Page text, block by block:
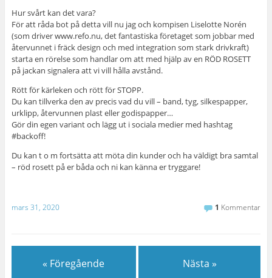
Hur svårt kan det vara?
För att råda bot på detta vill nu jag och kompisen Liselotte Norén
(som driver www.refo.nu, det fantastiska företaget som jobbar med
återvunnet i fräck design och med integration som stark drivkraft)
starta en rörelse som handlar om att med hjälp av en RÖD ROSETT
på jackan signalera att vi vill hålla avstånd.
Rött för kärleken och rött för STOPP.
Du kan tillverka den av precis vad du vill – band, tyg, silkespapper,
urklipp, återvunnen plast eller godispapper…
Gör din egen variant och lägg ut i sociala medier med hashtag
#backoff!
Du kan t o m fortsätta att möta din kunder och ha väldigt bra samtal
– röd rosett på er båda och ni kan känna er tryggare!
mars 31, 2020 1 Kommentar
« Föregående Nästa »